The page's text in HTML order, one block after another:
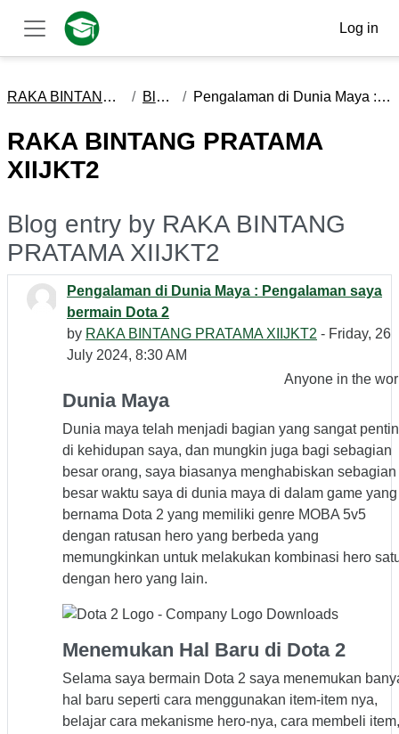
Skip to main content
Side panel
Log in
RAKA BINTANG PRATAMA XIIJKT2 Blog entries Pengalaman di Dunia Maya : Pengalaman saya bermain Dota 2
RAKA BINTANG PRATAMA
XIIJKT2
Blog entry by RAKA BINTANG
PRATAMA XIIJKT2
Pengalaman di Dunia Maya : Pengalaman saya
bermain Dota 2
by RAKA BINTANG PRATAMA XIIJKT2 - Friday, 26
July 2024, 8:30 AM
Anyone in the
Dunia Maya
Dunia maya telah menjadi bagian yang sangat
di kehidupan saya, dan mungkin juga bagi sebagian
besar orang, saya biasanya menghabiskan sebagian
besar waktu saya di dunia maya di dalam game yang
bernama Dota 2 yang memiliki genre MOBA 5v5
dengan ratusan hero yang berbeda yang
memungkinkan untuk melakukan kombinasi hero
dengan hero yang lain.
Menemukan Hal Baru di Dota 2
Selama saya bermain Dota 2 saya menemukan
hal baru seperti cara menggunakan item-item nya,
belajar cara mekanisme hero-nya, cara membeli item,